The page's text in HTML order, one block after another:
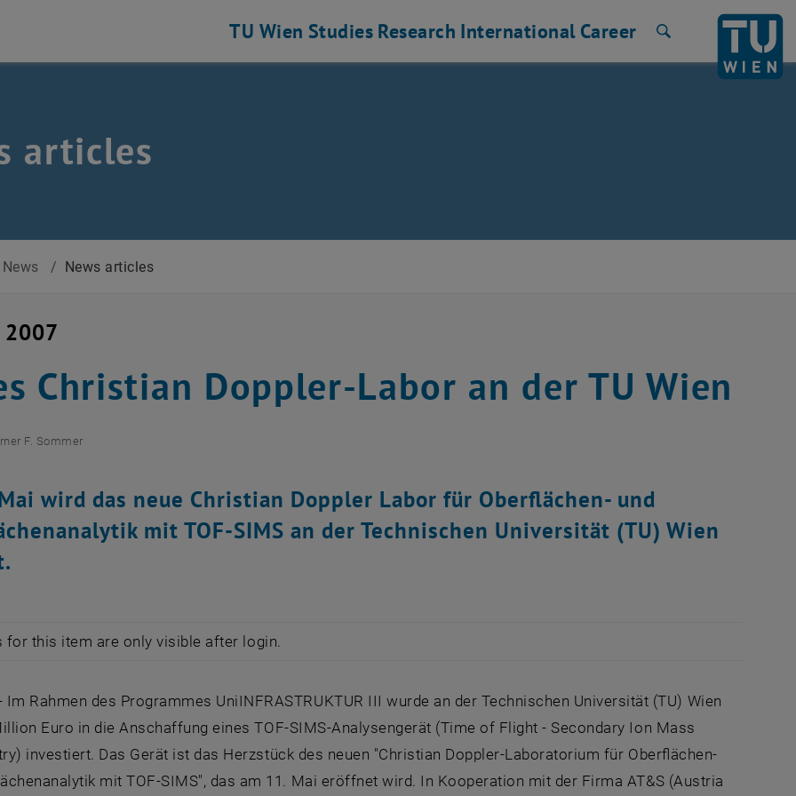
TU Wien Studies Research International Career
articles
News / News articles
2007
Christian Doppler-Labor an der TU Wien
F. Sommer
wird das neue Christian Doppler Labor für Oberflächen- und
mit TOF-SIMS an der Technischen Universität (TU) Wien
for this item are only visible after login.
Im Rahmen des Programmes UniINFRASTRUKTUR III wurde an der Technischen Universität (TU) Wien
Euro in die Anschaffung eines TOF-SIMS-Analysengerät (Time of Flight - Secondary Ion Mass
investiert. Das Gerät ist das Herzstück des neuen "Christian Doppler-Laboratorium für Oberflächen-
mit TOF-SIMS", das am 11. Mai eröffnet wird. In Kooperation mit der Firma AT&S (Austria